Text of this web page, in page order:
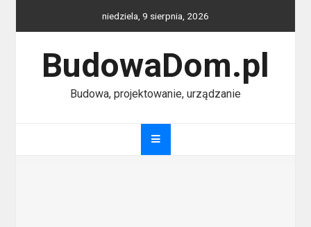
niedziela, 9 sierpnia, 2026
BudowaDom.pl
Budowa, projektowanie, urządzanie